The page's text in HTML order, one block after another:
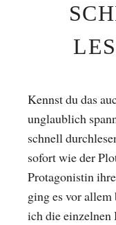
Kennst du das
unglaublich
schnell
sofort wie der
Protagonistin
ging es vor allem
ich die einzelnen